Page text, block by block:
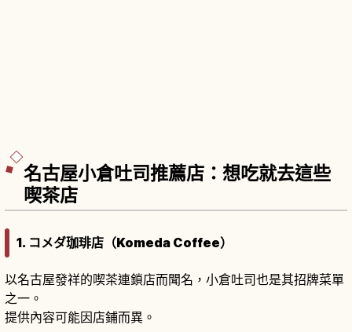
名古屋小倉吐司推薦店：想吃就去這些
喫茶店
1. コメダ珈琲店（Komeda Coffee）
以名古屋發祥的喫茶連鎖店而聞名，小倉吐司也是其招牌菜單
之一。
提供內容可能因店鋪而異。